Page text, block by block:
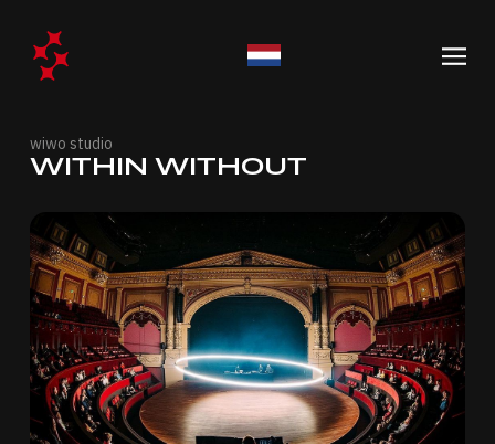
wiwo studio
WITHIN WITHOUT